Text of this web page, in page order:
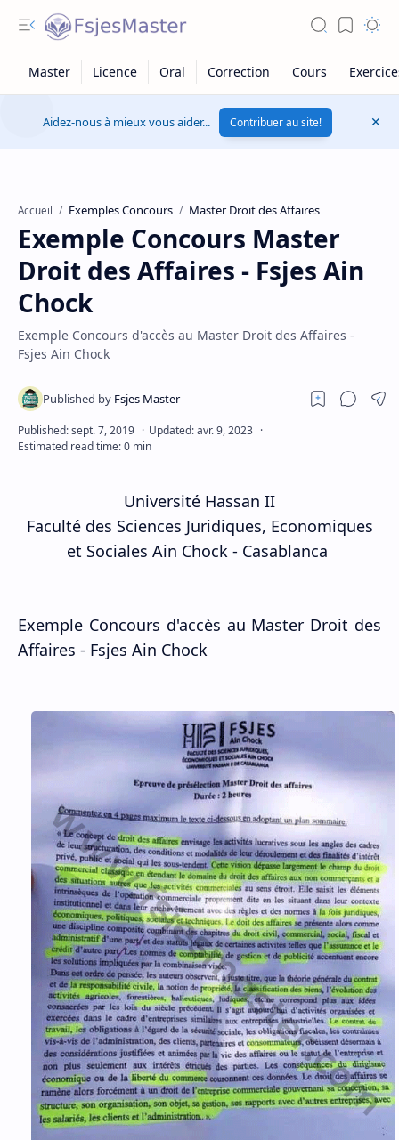
Aidez-nous à mieux vous aider... Contribuer au site!
Accueil Exemples Concours Master Droit des Affaires
Exemple Concours Master
Droit des Affaires - Fsjes Ain
Chock
Exemple Concours d'accès au Master Droit des Affaires -
Fsjes Ain Chock
Université Hassan II
Faculté des Sciences Juridiques, Economiques
et Sociales Ain Chock - Casablanca
Exemple Concours d'accès au Master Droit des
Affaires - Fsjes Ain Chock